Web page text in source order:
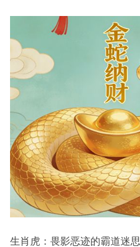
生肖虎：畏影恶迹的霸道迷思